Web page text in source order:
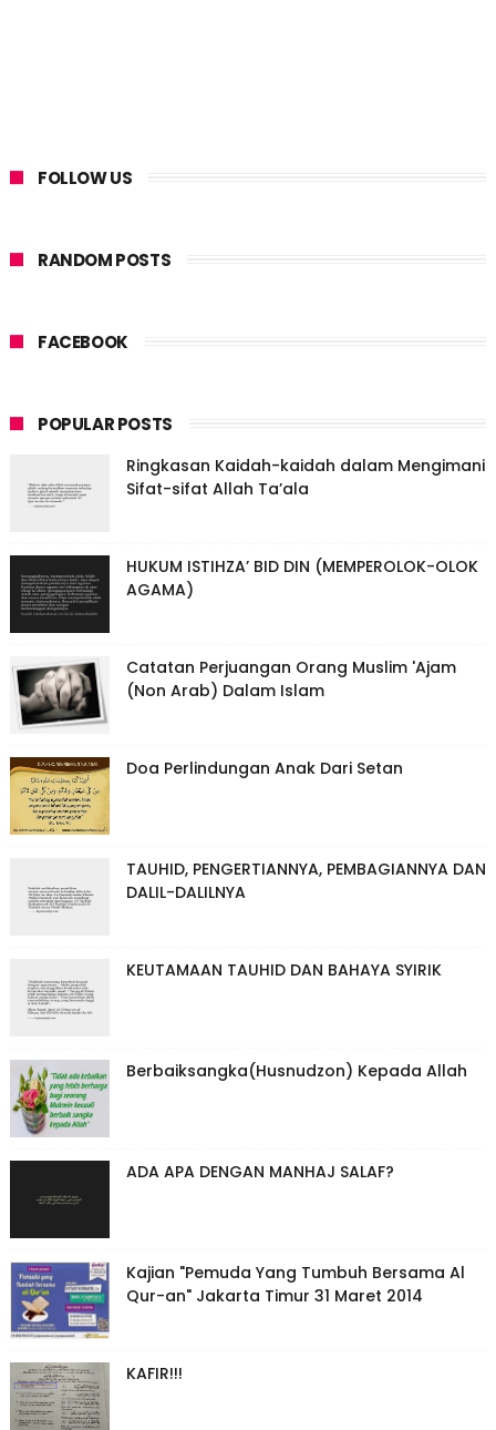
FOLLOW US
RANDOM POSTS
FACEBOOK
POPULAR POSTS
Ringkasan Kaidah-kaidah dalam Mengimani
Sifat-sifat Allah Ta’ala
HUKUM ISTIHZA’ BID DIN (MEMPEROLOK-OLOK
AGAMA)
Catatan Perjuangan Orang Muslim 'Ajam
(Non Arab) Dalam Islam
Doa Perlindungan Anak Dari Setan
TAUHID, PENGERTIANNYA, PEMBAGIANNYA DAN
DALIL-DALILNYA
KEUTAMAAN TAUHID DAN BAHAYA SYIRIK
Berbaiksangka(Husnudzon) Kepada Allah
ADA APA DENGAN MANHAJ SALAF?
Kajian "Pemuda Yang Tumbuh Bersama Al
Qur-an" Jakarta Timur 31 Maret 2014
KAFIR!!!